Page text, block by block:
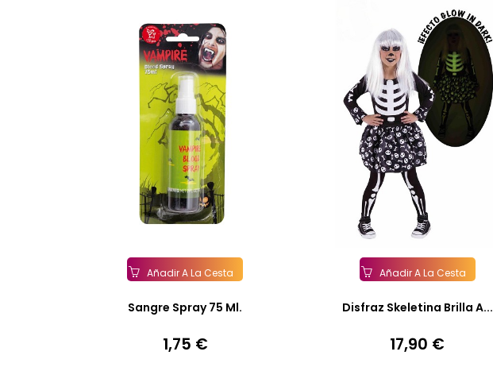
Añadir A La Cesta
Sangre Spray 75 Ml.
Precio
1,75 €
Añadir A La Cesta
Disfraz Skeletina Brilla A...
Precio
17,90 €